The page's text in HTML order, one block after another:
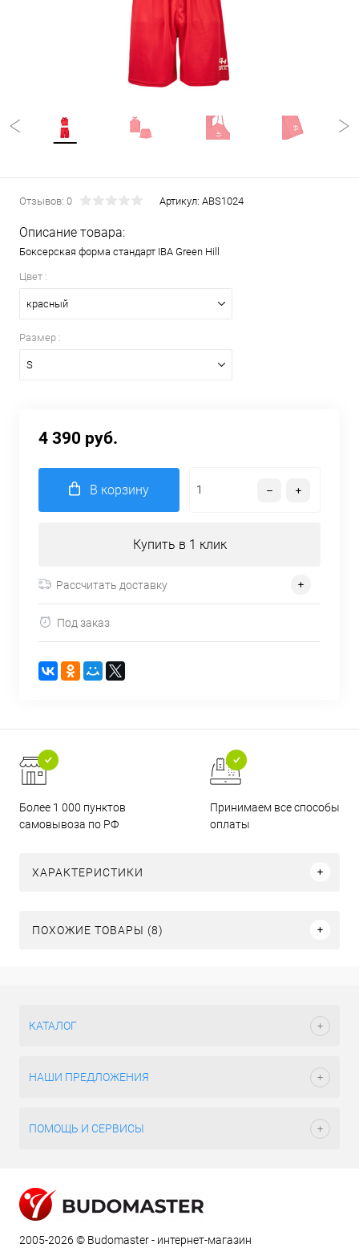
Отзывов: 0 Артикул: ABS1024
Описание товара:
Боксерская форма стандарт IBA Green Hill
Цвет :
красный
Размер :
S
4 390 руб.
В корзину
Купить в 1 клик
Рассчитать доставку
Под заказ
Более 1 000 пунктов
самовывоза по РФ
Принимаем все способы
оплаты
ХАРАКТЕРИСТИКИ
ПОХОЖИЕ ТОВАРЫ (8)
КАТАЛОГ
НАШИ ПРЕДЛОЖЕНИЯ
ПОМОЩЬ И СЕРВИСЫ
2005-2026 © Budomaster - интернет-магазин